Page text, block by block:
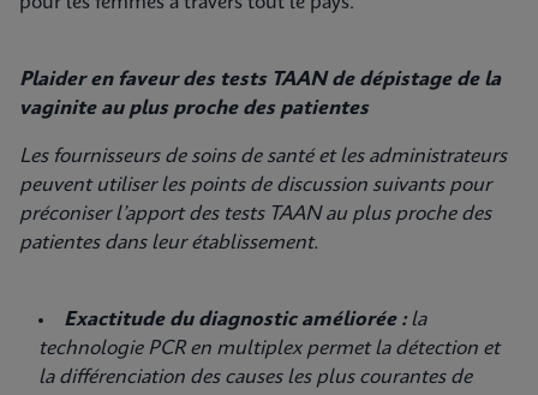
Plaider en faveur des tests TAAN de dépistage de la
vaginite au plus proche des patientes
Les fournisseurs de soins de santé et les administrateurs
peuvent utiliser les points de discussion suivants pour
préconiser l’apport des tests TAAN au plus proche des
patientes dans leur établissement.
Exactitude du diagnostic améliorée :la
technologie PCR en multiplex permet la détection et
la différenciation des causes les plus courantes de